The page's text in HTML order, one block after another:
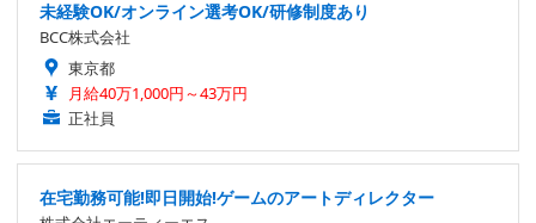
未経験OK/オンライン選考OK/研修制度あり
BCC株式会社
東京都
月給40万1,000円～43万円
正社員
在宅勤務可能!即日開始!ゲームのアートディレクター